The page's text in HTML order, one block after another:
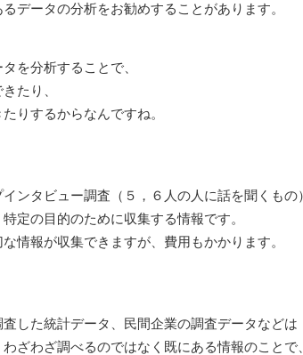
データの分析をお勧めすることがあります。
を分析することで、
たり、
りするからなんですね。
ンタビュー調査（５，６人の人に話を聞くもの
定の目的のために収集する情報です。
情報が収集できますが、費用もかかります。
した統計データ、民間企業の調査データなどは
ざわざ調べるのではなく既にある情報のことで